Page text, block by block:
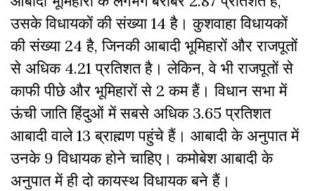
उसके विधायकों की संख्या 14 है। कुशवाहा विधायकों
की संख्या 24 है, जिनकी आबादी भूमिहारों और राजपूतों
से अधिक 4.21 प्रतिशत है। लेकिन, वे भी राजपूतों से
काफी पीछे और भूमिहारों से 2 कम हैं। विधान सभा में
ऊंची जाति हिंदुओं में सबसे अधिक 3.65 प्रतिशत
आबादी वाले 13 ब्राह्मण पहुंचे हैं। आबादी के अनुपात में
उनके 9 विधायक होने चाहिए। कमोबेश आबादी के
अनुपात में ही दो कायस्थ विधायक बने हैं।